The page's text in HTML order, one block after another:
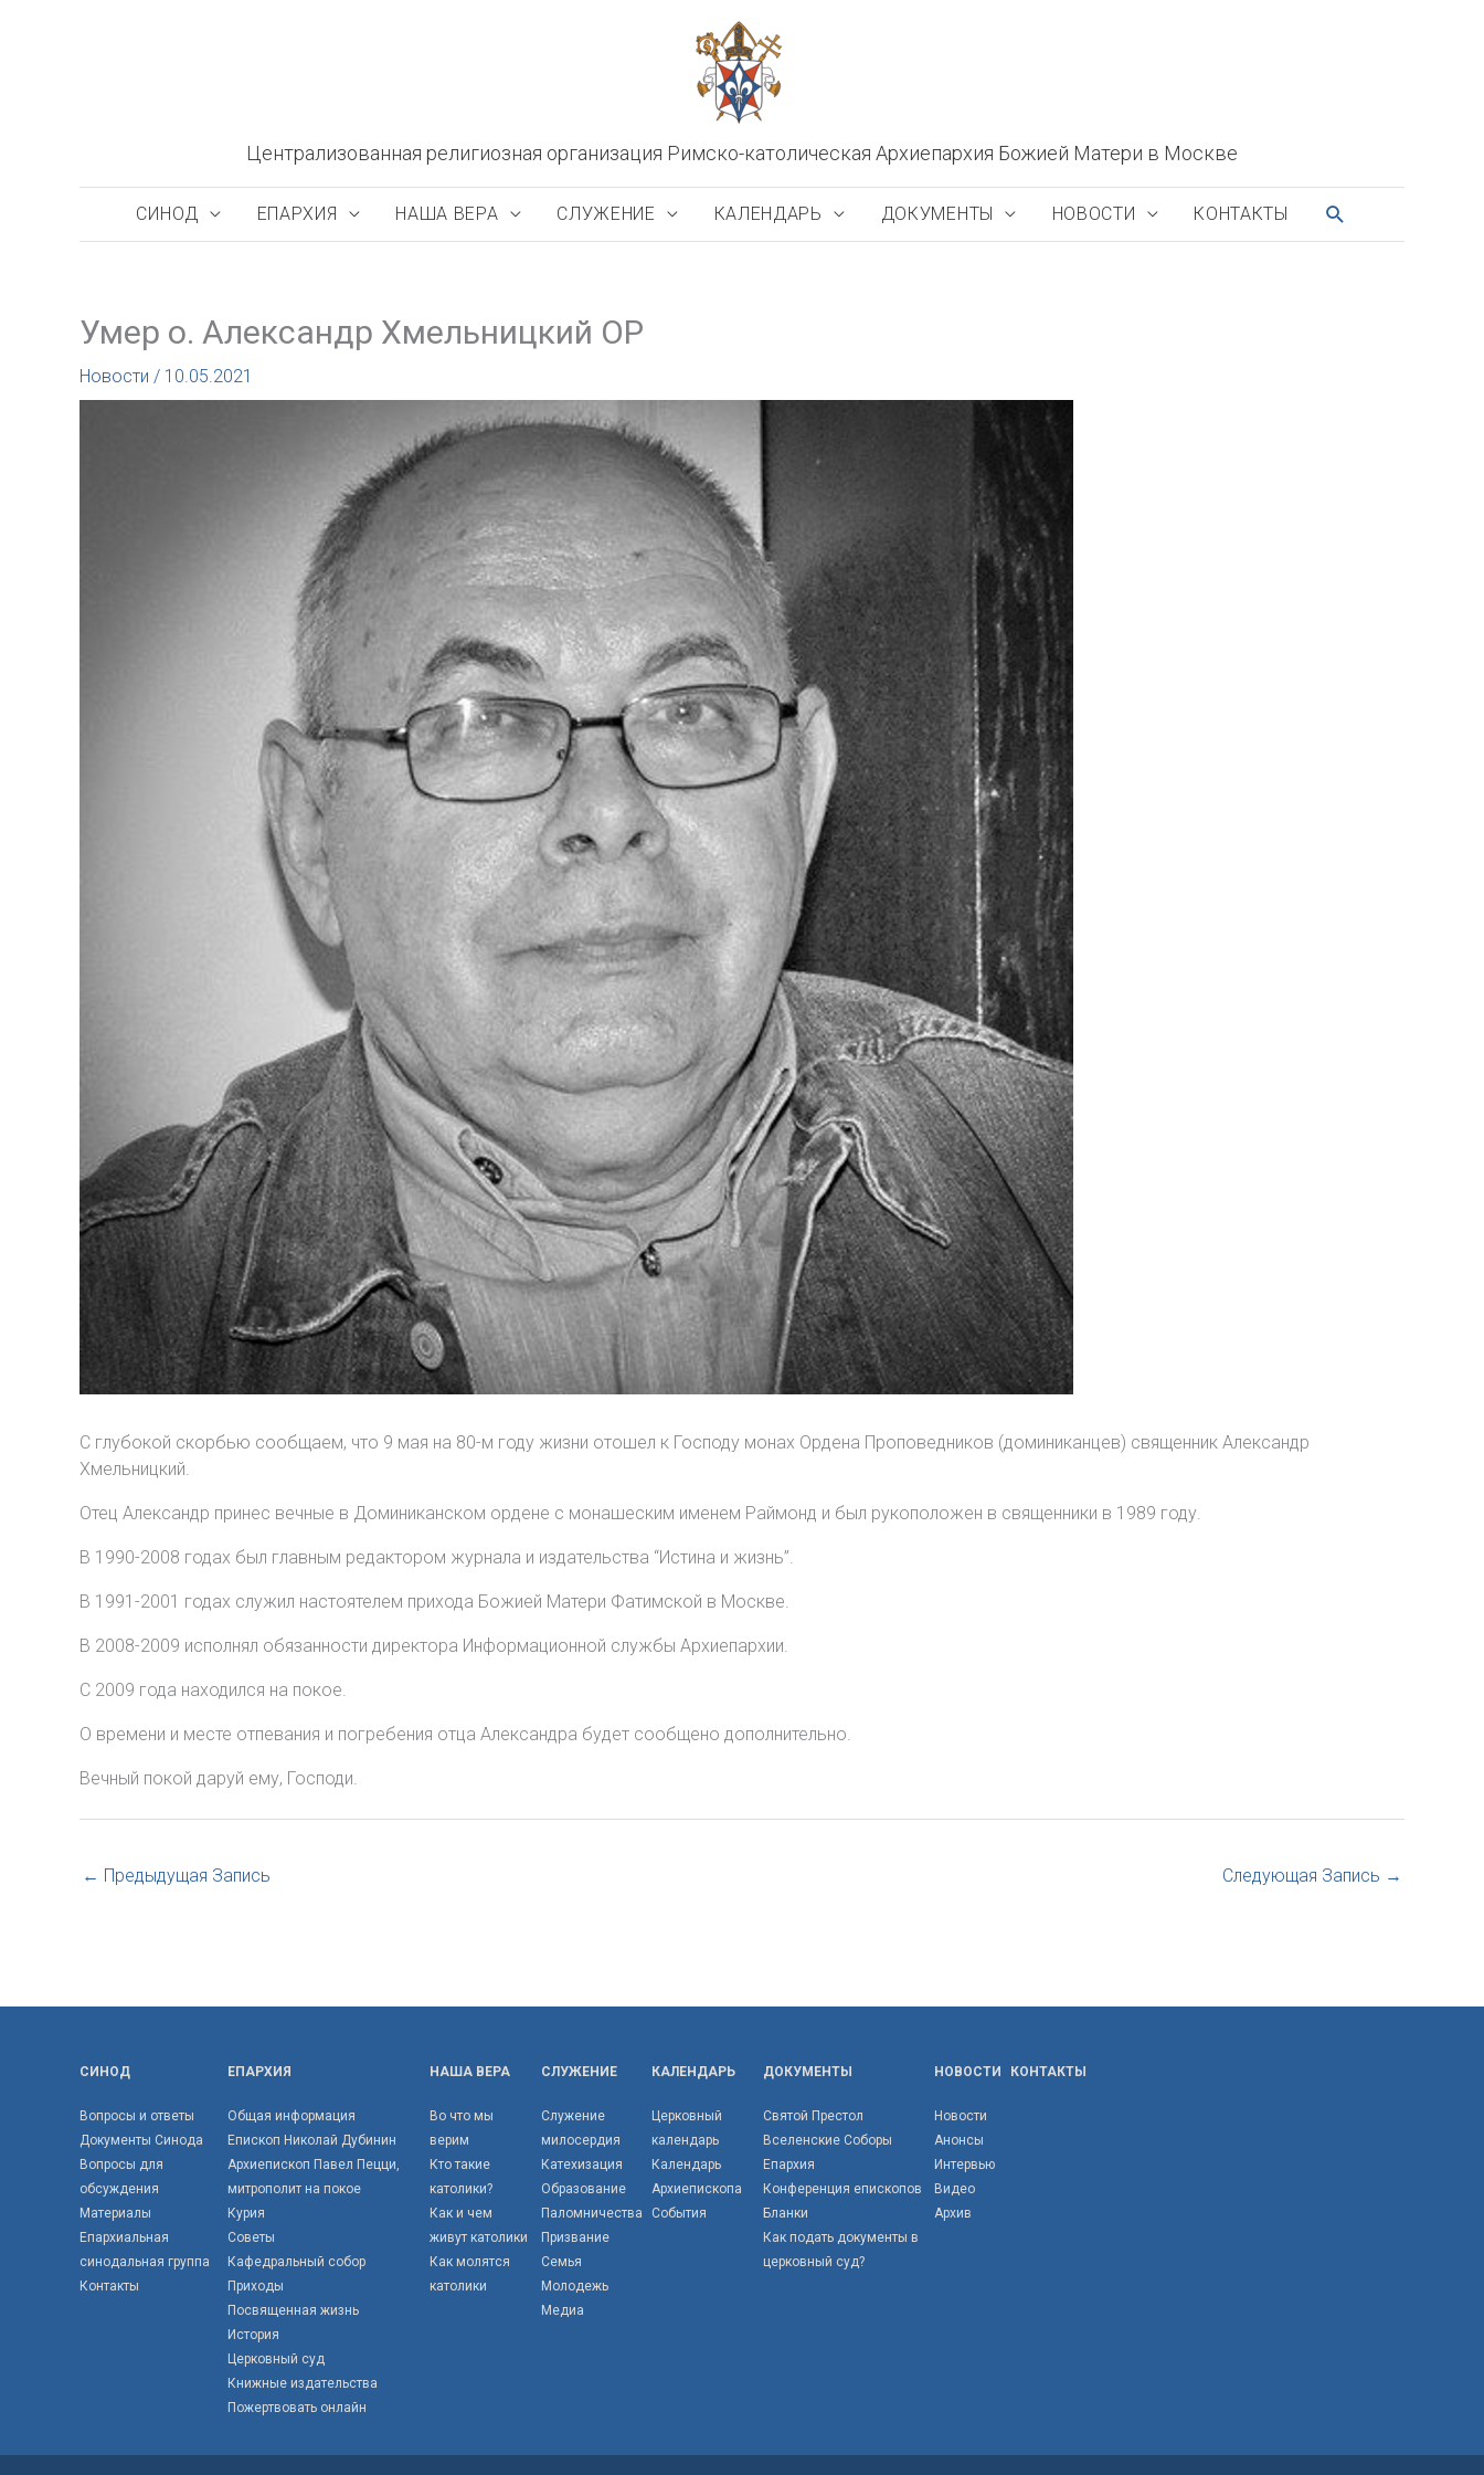
Централизованная религиозная организация Римско-католическая Архиепархия Божией Матери в Москве
СИНОД ЕПАРХИЯ НАША ВЕРА СЛУЖЕНИЕ КАЛЕНДАРЬ ДОКУМЕНТЫ НОВОСТИ КОНТАКТЫ ПОИСК
Умер о. Александр Хмельницкий OP
Новости / 10.05.2021
С глубокой скорбью сообщаем, что 9 мая на 80-м году жизни отошел к Господу монах Ордена Проповедников (доминиканцев) священник Александр
Хмельницкий.
Отец Александр принес вечные в Доминиканском ордене с монашеским именем Раймонд и был рукоположен в священники в 1989 году.
В 1990-2008 годах был главным редактором журнала и издательства “Истина и жизнь”.
В 1991-2001 годах служил настоятелем прихода Божией Матери Фатимской в Москве.
В 2008-2009 исполнял обязанности директора Информационной службы Архиепархии.
С 2009 года находился на покое.
О времени и месте отпевания и погребения отца Александра будет сообщено дополнительно.
Вечный покой даруй ему, Господи.
← Предыдущая Запись Следующая Запись →
СИНОД
Вопросы и ответы
Документы Синода
Вопросы для
обсуждения
Материалы
Епархиальная
синодальная группа
Контакты
ЕПАРХИЯ
Общая информация
Епископ Николай Дубинин
Архиепископ Павел Пецци,
митрополит на покое
Курия
Советы
Кафедральный собор
Приходы
Посвященная жизнь
История
Церковный суд
Книжные издательства
Пожертвовать онлайн
НАША ВЕРА
Во что мы
верим
Кто такие
католики?
Как и чем
живут католики
Как молятся
католики
СЛУЖЕНИЕ
Служение
милосердия
Катехизация
Образование
Паломничества
Призвание
Семья
Молодежь
Медиа
КАЛЕНДАРЬ
Церковный
календарь
Календарь
Архиепископа
События
ДОКУМЕНТЫ
Святой Престол
Вселенские Соборы
Епархия
Конференция епископов
Бланки
Как подать документы в
церковный суд?
НОВОСТИ
Новости
Анонсы
Интервью
Видео
Архив
КОНТАКТЫ